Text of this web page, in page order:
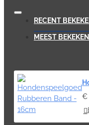
RECENT
MEEST BEKEKEN
€